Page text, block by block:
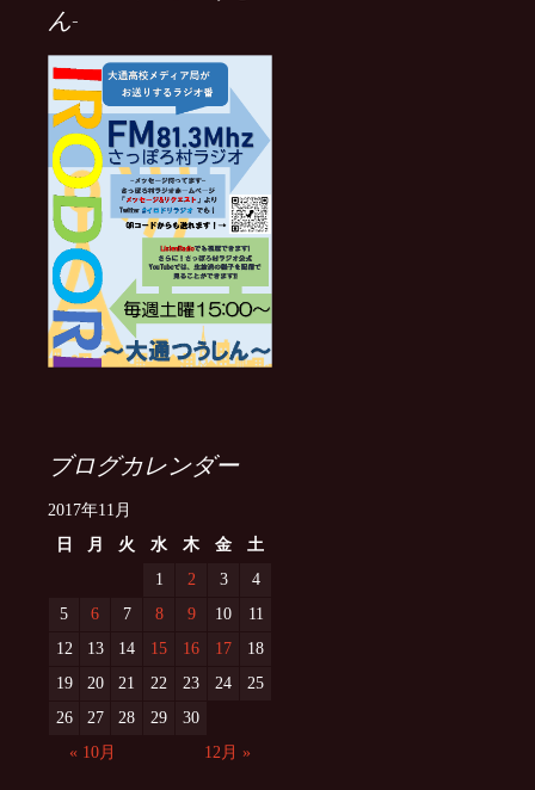
ん-
ブログカレンダー
2017年11月
日
月 火 水 木 金
土
1
2 3
4
5
6 7 8 9 10
11
12
13 14 15 16 17
18
19
20 21 22 23 24
25
26
27 28 29
30
« 10月
12月 »